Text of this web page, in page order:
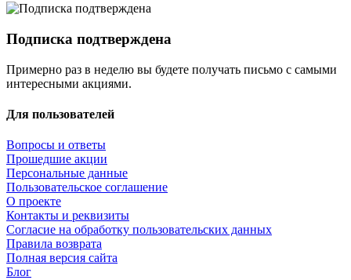
Подписка подтверждена
Примерно раз в неделю вы будете получать письмо с самыми
интересными акциями.
Для пользователей
Вопросы и ответы
Прошедшие акции
Персональные данные
Пользовательское соглашение
О проекте
Контакты и реквизиты
Согласие на обработку пользовательских данных
Правила возврата
Полная версия сайта
Блог